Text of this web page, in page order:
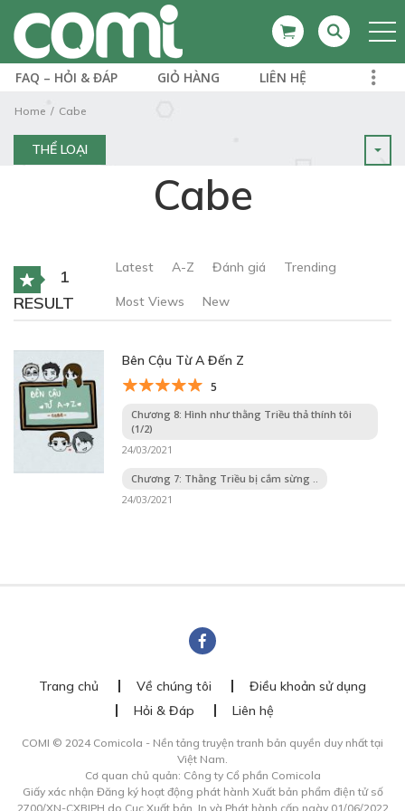
FAQ – HỎI & ĐÁP GIỎ HÀNG LIÊN HỆ
Home Cabe
THỂ LOẠI
Cabe
1
RESULT
Latest A-Z Đánh giá Trending
Most Views New
Bên Cậu Từ A Đến Z
5
Chương 8: Hình như thằng Triều thả thính tôi
(1/2)
24/03/2021
Chương 7: Thằng Triều bị cắm sừng ..
24/03/2021
Trang chủ Về chúng tôi
Điều khoản sử dụng
Hỏi & Đáp
Liên hệ
COMI © 2024 Comicola - Nền tảng truyện tranh bản quyền duy nhất tại
Việt Nam.
Cơ quan chủ quản: Công ty Cổ phần Comicola
Giấy xác nhận Đăng ký hoạt động phát hành Xuất bản phẩm điện tử số
2700/XN-CXBIPH do Cục Xuất bản, In và Phát hành cấp ngày 01/06/2022